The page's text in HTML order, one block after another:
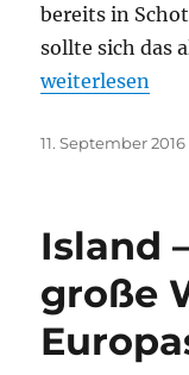
bereits in
sollte sich das
„Visiting the
weiterlesen
Veröffentlicht
11. September 2016
Island
große